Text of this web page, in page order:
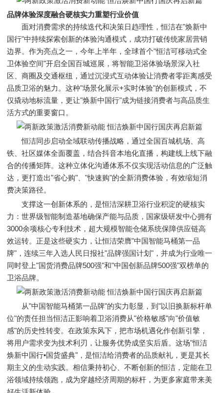
品牌体验深度融合硬核实力重塑行业价值
面对消费需求的持续迭代和决策日趋理性，恒洁在"焕新中
国行"中持续探索创新的体验沟通模式，成功打破传统家居营销
边界。作为亮点之一，今年上半年，全球首个"恒洁可移动式全
卫体验空间"开启全国百城巡展，将智能卫浴体验场景深入社
区、商圈及交通枢纽，通过沉浸式互动体验让消费者零距离感受
品质卫浴的魅力。这种"场景化展示+实时体验"的创新模式，不
仅撬动地标流量，更让"焕新中国行"成为链接消费者与高品质生
活方式的重要窗口。
恒洁同步启动全域联动传播战略，通过全国百城机场、高
铁、社区媒体全面覆盖，结合抖音本地化直播，构建线上线下融
合的传播矩阵。这种立体化沟通体系不仅实现活动信息的广泛触
达，更打造出"省心购"、"快速购"的全新消费体验，有效缩短消
费决策路径。
支撑这一创新体系的，是恒洁深耕卫浴行业积淀的硬核实
力：世界级智能制造基地确保产能与品质，国家级研发中心拥有
3000余项核心专利技术，超大规模智能仓储系统保障供应链高
效运转。正是这些硬实力，让恒洁荣膺"中国智能马桶第一品
牌"，连续三年入选人民日报社"品牌强国计划"，并成为行业唯一
同时登上"国货消费品牌500强"和"中国创新品牌500强"双榜单的
卫浴品牌。
从"中国智能马桶第一品牌"的实力彰显，到"以旧换新标杆单
位"的责任担当恒洁正影响着卫浴消费从"价格敏感"向"价值敏
感"的历史性转变。在政策东风下，把市场机遇化作创新引擎，
将用户需求变为技术利刃，让服务优势成坚实后盾。这场"恒洁
焕新中国行•国货盛典"，是恒洁给消费者的品质献礼，更是其长
期主义的生动实践。相信秉持初心、不断创新的恒洁，定能在卫
浴领域持续领跑，成为穿越经济周期的标杆，为更多家庭带来美